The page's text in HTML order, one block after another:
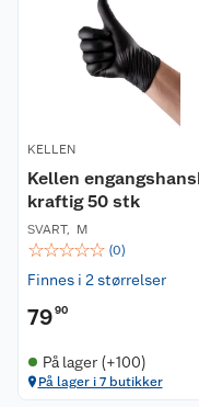
Bruksområde
Passer til Kellen
Dette skaftet må
Dette produktet
snø. Det kan
eksempel parker,
Leveringsomfang
1 stk.
Kellen skaft til
Spesifikasjoner
Mål: 34 x 40 cm
KELLEN
Kellen
kraftig 50 stk
SVART, M
☆☆☆☆☆ (0)
Finnes i 2 størrelser
7990
På lager (+100)
På lager i 7 butikker